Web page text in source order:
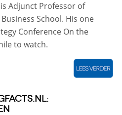
Adjunct Professor of
School. His one
Conference On the
to watch.